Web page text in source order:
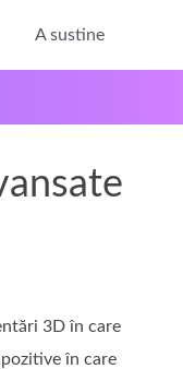
A sustine
3D în care
în care